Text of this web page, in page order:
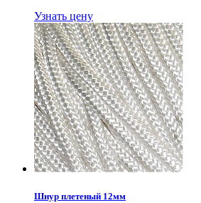
Узнать цену
Шнур плетеный 12мм